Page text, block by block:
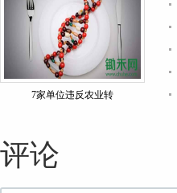
​7家单位违反农业转
评论